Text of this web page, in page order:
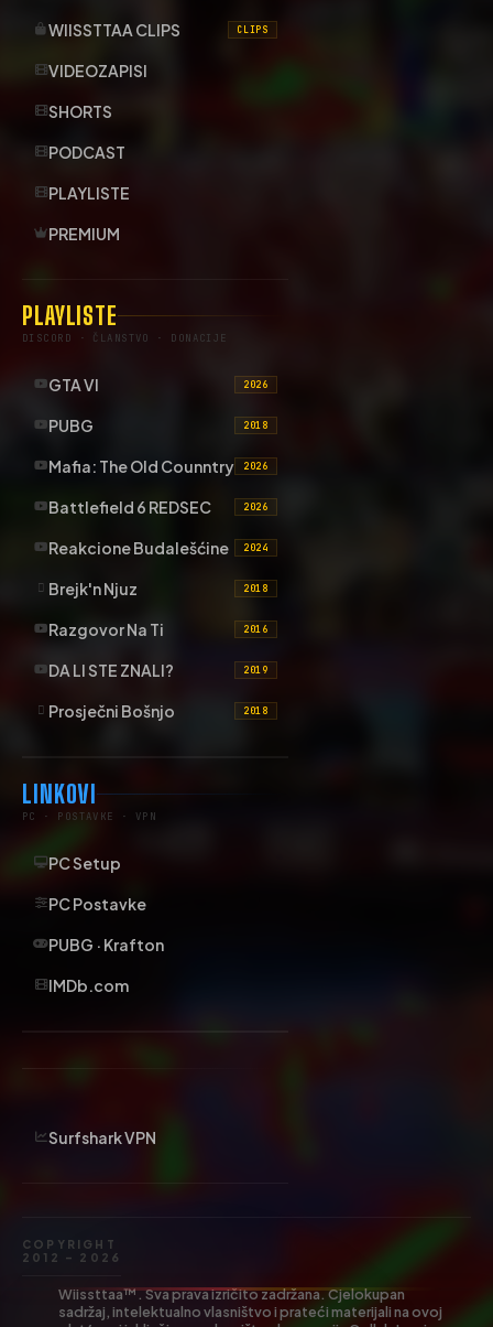
WIISSTTAA CLIPS CLIPS
VIDEOZAPISI
SHORTS
PODCAST
PLAYLISTE
PREMIUM
PLAYLISTE
DISCORD · ČLANSTVO · DONACIJE
GTA VI 2026
PUBG 2018
Mafia: The Old Counntry 2026
Battlefield 6 REDSEC 2026
Reakcione Budalešćine 2024
Brejk'n Njuz 2018
Razgovor Na Ti 2016
DA LI STE ZNALI? 2019
Prosječni Bošnjo 2018
LINKOVI
PC · POSTAVKE · VPN
PC Setup
PC Postavke
PUBG · Krafton
IMDb.com
Surfshark VPN
COPYRIGHT
2012 – 2026
Wiissttaa™. Sva prava izričito zadržana. Cjelokupan
sadržaj, intelektualno vlasništvo i prateći materijali na ovoj